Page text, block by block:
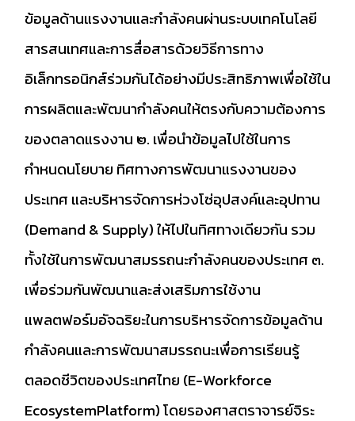
ข้อมูลด้านแรงงานและกำลังคนผ่านระบบเทคโนโลยี
สารสนเทศและการสื่อสารด้วยวิธีการทาง
อิเล็กทรอนิกส์ร่วมกันได้อย่างมีประสิทธิภาพเพื่อใช้ใน
การผลิตและพัฒนากำลังคนให้ตรงกับความต้องการ
ของตลาดแรงงาน ๒. เพื่อนำข้อมูลไปใช้ในการ
กำหนดนโยบาย ทิศทางการพัฒนาแรงงานของ
ประเทศ และบริหารจัดการห่วงโซ่อุปสงค์และอุปทาน
(Demand & Supply) ให้ไปในทิศทางเดียวกัน รวม
ทั้งใช้ในการพัฒนาสมรรถนะกำลังคนของประเทศ ๓.
เพื่อร่วมกันพัฒนาและส่งเสริมการใช้งาน
แพลตฟอร์มอัจฉริยะในการบริหารจัดการข้อมูลด้าน
กำลังคนและการพัฒนาสมรรถนะเพื่อการเรียนรู้
ตลอดชีวิตของประเทศไทย (E-Workforce
EcosystemPlatform) โดยรองศาสตราจารย์จิระ